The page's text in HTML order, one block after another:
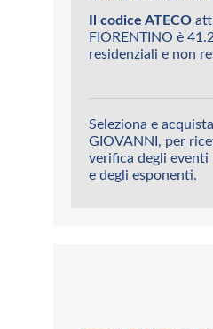
Il codice ATECO
FIORENTINO è
residenziali e non
Seleziona e
GIOVANNI, per
verifica degli eventi
e degli esponenti.